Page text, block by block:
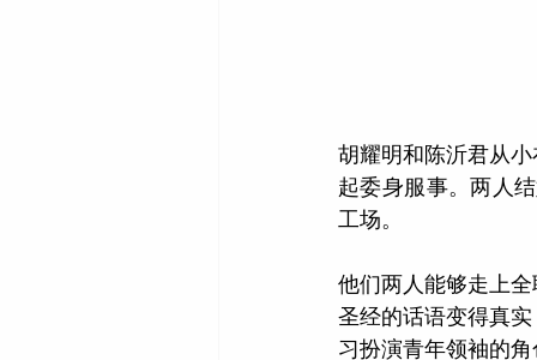
胡耀明和陈沂君从
起委身服事。两人
工场。
他们两人能够走上
圣经的话语变得真
习扮演青年领袖的